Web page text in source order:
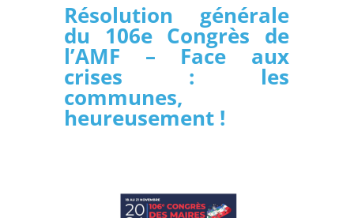
Résolution générale
du 106e Congrès de
l’AMF – Face aux
crises : les
communes,
heureusement !